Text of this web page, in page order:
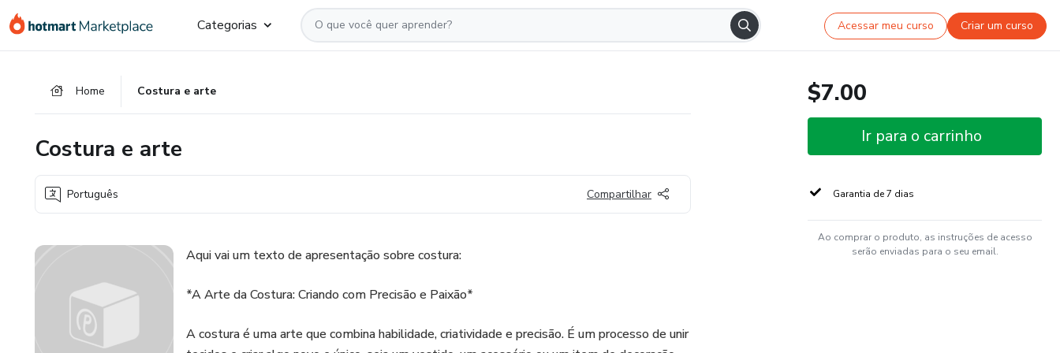
para
para
para
Categorias Acessar meu curso Criar um curso
Home Costura e arte
Costura e arte
Português Compartilhar
Aqui vai um texto de apresentação sobre costura:
*A Arte da Costura: Criando com Precisão e Paixão*
A costura é uma arte que combina habilidade, criatividade e precisão. É um processo de unir
$7.00
Ir para o carrinho
Garantia de 7 dias
Ao comprar o produto, as instruções de acesso
serão enviadas para o seu email.